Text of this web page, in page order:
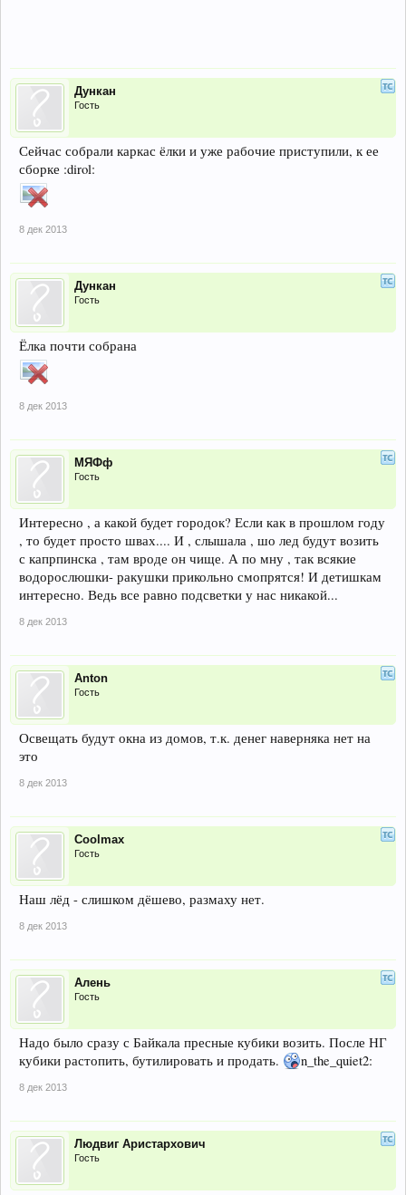
Дункан
Гость
Сейчас собрали каркас ёлки и уже рабочие приступили, к ее
сборке :dirol:
8 дек 2013
Дункан
Гость
Ёлка почти собрана
8 дек 2013
МЯФф
Гость
Интересно , а какой будет городок? Если как в прошлом году
, то будет просто швах.... И , слышала , шо лед будут возить
с капрпинска , там вроде он чище. А по мну , так всякие
водорослюшки- ракушки прикольно смопрятся! И детишкам
интересно. Ведь все равно подсветки у нас никакой...
8 дек 2013
Anton
Гость
Освещать будут окна из домов, т.к. денег наверняка нет на
это
8 дек 2013
Coolmax
Гость
Наш лёд - слишком дёшево, размаху нет.
8 дек 2013
Алень
Гость
Надо было сразу с Байкала пресные кубики возить. После НГ
кубики растопить, бутилировать и продать.
n_the_quiet2:
8 дек 2013
Людвиг Аристархович
Гость